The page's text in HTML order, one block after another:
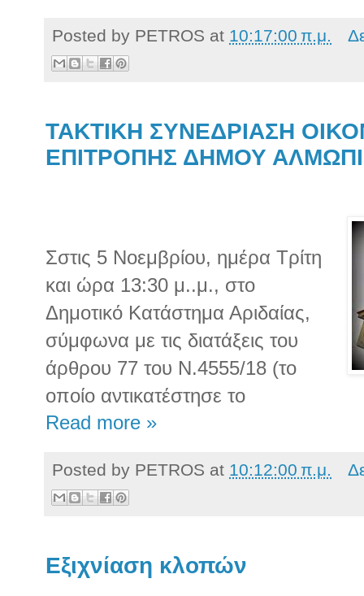
Posted by PETROS at 10:17:00 π.μ.
TAKTIKH ΣΥΝΕΔΡΙΑΣΗ
ΕΠΙΤΡΟΠΗΣ ΔΗΜΟΥ
Σστις 5 Νοεμβρίου, ημέρα Τρίτη
και ώρα 13:30 μ..μ., στο
Δημοτικό Κατάστημα Αριδαίας,
σύμφωνα με τις διατάξεις του
άρθρου 77 του Ν.4555/18 (το
οποίο αντικατέστησε το
Read more »
Posted by PETROS at 10:12:00 π.μ.
Εξιχνίαση κλοπών